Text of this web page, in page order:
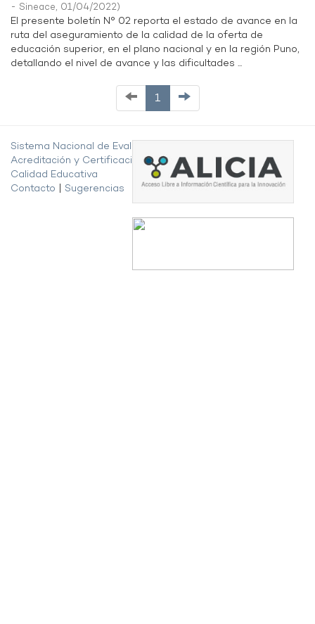
- Sineace, 01/04/2022)
El presente boletín N° 02 reporta el estado de avance en la
ruta del aseguramiento de la calidad de la oferta de
educación superior, en el plano nacional y en la región Puno,
detallando el nivel de avance y las dificultades ...
1
Sistema Nacional de Evaluación,
Acreditación y Certificación de la
Calidad Educativa
Contacto
Sugerencias